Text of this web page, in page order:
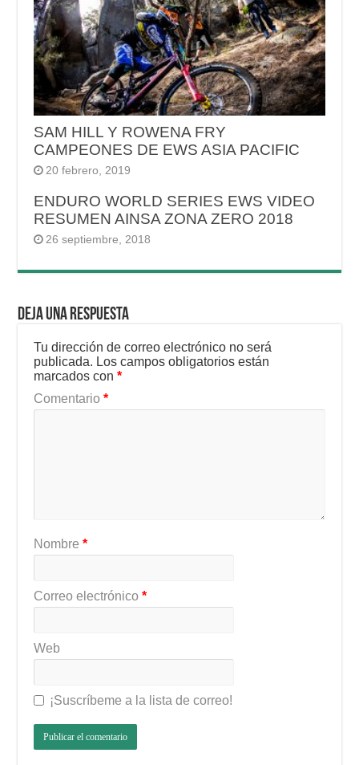
SAM HILL Y ROWENA FRY
CAMPEONES DE EWS ASIA PACIFIC
20 febrero, 2019
ENDURO WORLD SERIES EWS VIDEO
RESUMEN AINSA ZONA ZERO 2018
26 septiembre, 2018
Deja una respuesta
Tu dirección de correo electrónico no será
publicada. Los campos obligatorios están
marcados con*
Comentario*
Nombre*
Correo electrónico*
Web
¡Suscríbeme a la lista de correo!